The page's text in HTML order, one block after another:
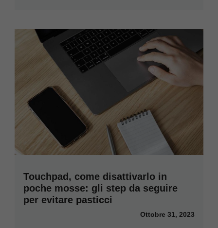
Touchpad, come disattivarlo in
poche mosse: gli step da seguire
per evitare pasticci
Ottobre 31, 2023